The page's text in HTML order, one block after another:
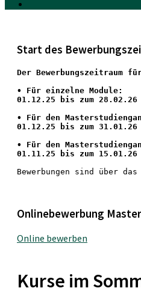
Start des
Der Bewerbungszeitraum
• Für einzelne Module:
01.12.25 bis zum 28.02.26
• Für den
01.12.25 bis zum 31.01.26
• Für den
01.11.25 bis zum 15.01.26
Bewerbungen sind über das
Onlinebewerbung
Online bewerben
Kurse im